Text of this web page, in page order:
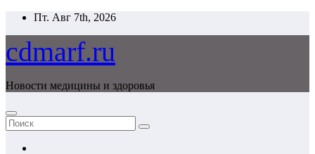
Перейти
содержимому
Пт. Авг 7th, 2026
cdmarf.ru
Новости медицины и здоровья